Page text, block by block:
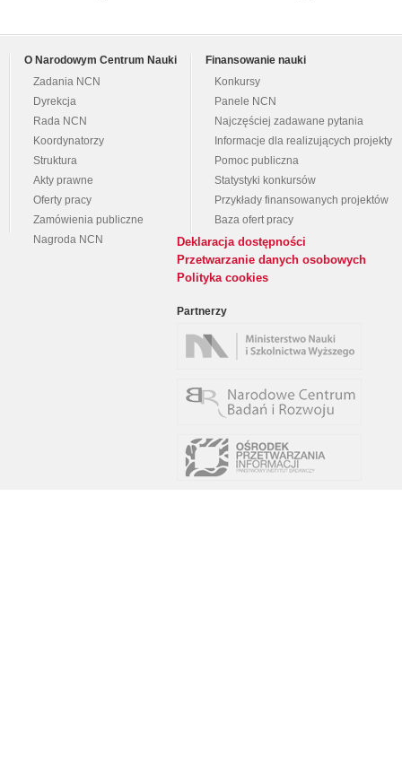
O Narodowym Centrum Nauki
Zadania NCN
Dyrekcja
Rada NCN
Koordynatorzy
Struktura
Akty prawne
Oferty pracy
Zamówienia publiczne
Nagroda NCN
Finansowanie nauki
Konkursy
Panele NCN
Najczęściej zadawane pytania
Informacje dla realizujących projekty
Pomoc publiczna
Statystyki konkursów
Przykłady finansowanych projektów
Baza ofert pracy
Deklaracja dostępności
Przetwarzanie danych osobowych
Polityka cookies
Partnerzy